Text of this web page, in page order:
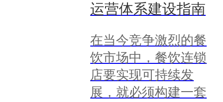
运营体系建设指南
在当今竞争激烈的餐
饮市场中，餐饮连锁
店要实现可持续发
展，就必须构建一套